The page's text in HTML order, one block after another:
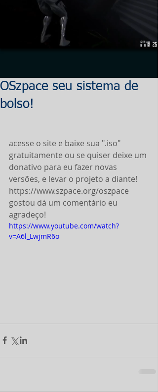
OSzpace seu sistema de
bolso!
acesse o site e baixe sua ".iso"
gratuitamente ou se quiser deixe um
donativo para eu fazer novas
versões, e levar o projeto a diante!
https://www.szpace.org/oszpace
gostou dá um comentário eu
agradeço!
https://www.youtube.com/watch?
v=A6l_LwjmR6o